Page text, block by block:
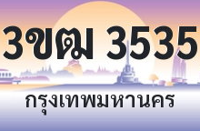
3ขฒ3535
กรุงเทพมหานคร